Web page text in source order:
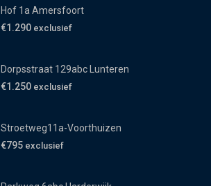
Hof 1a Amersfoort
€1.290 exclusief
Dorpsstraat 129abc Lunteren
€1.250 exclusief
Stroetweg11a-Voorthuizen
€795 exclusief